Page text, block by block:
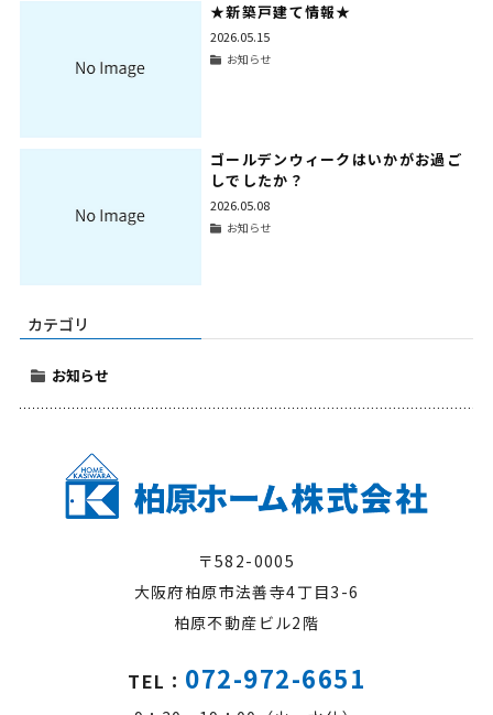
★新築戸建て情報★
2026.05.15
お知らせ
ゴールデンウィークはいかがお過ご
しでしたか？
2026.05.08
お知らせ
カテゴリ
お知らせ
〒582-0005
大阪府柏原市法善寺4丁目3-6
柏原不動産ビル2階
TEL： 072-972-6651